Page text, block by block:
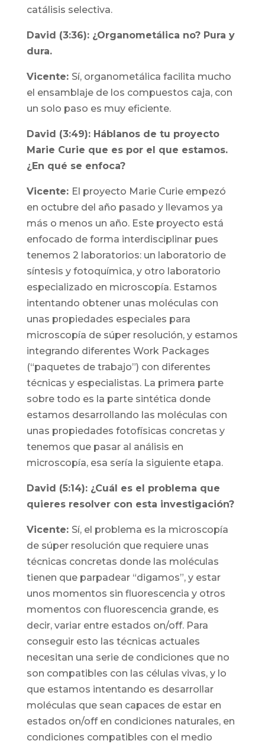
catálisis selectiva.
David (3:36): ¿Organometálica no? Pura y
dura.
Vicente: Sí, organometálica facilita mucho
el ensamblaje de los compuestos caja, con
un solo paso es muy eficiente.
David (3:49): Háblanos de tu proyecto
Marie Curie que es por el que estamos.
¿En qué se enfoca?
Vicente: El proyecto Marie Curie empezó
en octubre del año pasado y llevamos ya
más o menos un año. Este proyecto está
enfocado de forma interdisciplinar pues
tenemos 2 laboratorios: un laboratorio de
síntesis y fotoquímica, y otro laboratorio
especializado en microscopía. Estamos
intentando obtener unas moléculas con
unas propiedades especiales para
microscopía de súper resolución, y estamos
integrando diferentes Work Packages
(“paquetes de trabajo”) con diferentes
técnicas y especialistas. La primera parte
sobre todo es la parte sintética donde
estamos desarrollando las moléculas con
unas propiedades fotofísicas concretas y
tenemos que pasar al análisis en
microscopía, esa sería la siguiente etapa.
David (5:14): ¿Cuál es el problema que
quieres resolver con esta investigación?
Vicente: Sí, el problema es la microscopía
de súper resolución que requiere unas
técnicas concretas donde las moléculas
tienen que parpadear “digamos”, y estar
unos momentos sin fluorescencia y otros
momentos con fluorescencia grande, es
decir, variar entre estados on/off. Para
conseguir esto las técnicas actuales
necesitan una serie de condiciones que no
son compatibles con las células vivas, y lo
que estamos intentando es desarrollar
moléculas que sean capaces de estar en
estados on/off en condiciones naturales, en
condiciones compatibles con el medio